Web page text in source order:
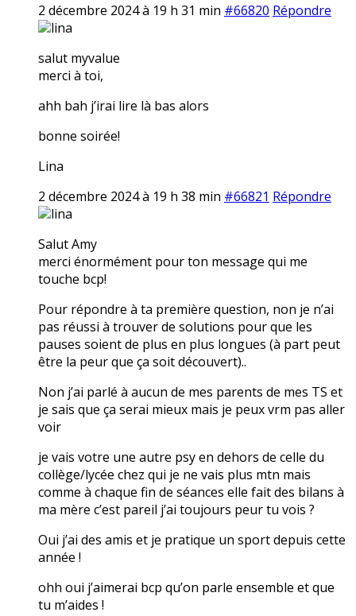
2 décembre 2024 à 19 h 31 min #66820 Répondre
lina
salut myvalue
merci à toi,
ahh bah j’irai lire là bas alors
bonne soirée!
Lina
2 décembre 2024 à 19 h 38 min #66821 Répondre
lina
Salut Amy
merci énormément pour ton message qui me
touche bcp!
Pour répondre à ta première question, non je n’ai
pas réussi à trouver de solutions pour que les
pauses soient de plus en plus longues (à part peut
être la peur que ça soit découvert)..
Non j’ai parlé à aucun de mes parents de mes TS et
je sais que ça serai mieux mais je peux vrm pas aller
voir
je vais votre une autre psy en dehors de celle du
collège/lycée chez qui je ne vais plus mtn mais
comme à chaque fin de séances elle fait des bilans à
ma mère c’est pareil j’ai toujours peur tu vois ?
Oui j’ai des amis et je pratique un sport depuis cette
année !
ohh oui j’aimerai bcp qu’on parle ensemble et que
tu m’aides !